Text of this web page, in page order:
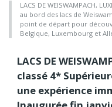
LACS DE WEISWAMPACH,
au bord des lacs de
point de départ pour
Belgique, Luxembourg et
LACS DE
classé 4*
une expérience